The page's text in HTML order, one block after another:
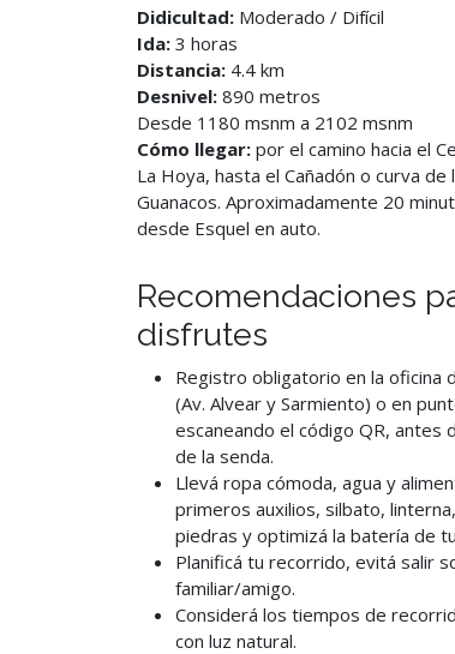
Didicultad: Moderado / Difícil
Ida: 3 horas
Distancia: 4.4 km
Desnivel: 890 metros
Desde 1180 msnm a 2102 msnm
Cómo llegar: por el camino hacia el
La Hoya, hasta el Cañadón o curva de
Guanacos. Aproximadamente 20
desde Esquel en auto.
Recomendaciones
disfrutes
Registro obligatorio en la oficina
(Av. Alvear y Sarmiento) o en
escaneando el código QR, antes
de la senda.
Llevá ropa cómoda, agua y
primeros auxilios, silbato,
piedras y optimizá la batería de
Planificá tu recorrido, evitá salir
familiar/amigo.
Considerá los tiempos de
con luz natural.